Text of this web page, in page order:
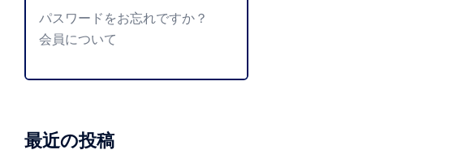
パスワードをお忘れですか？
会員について
最近の投稿